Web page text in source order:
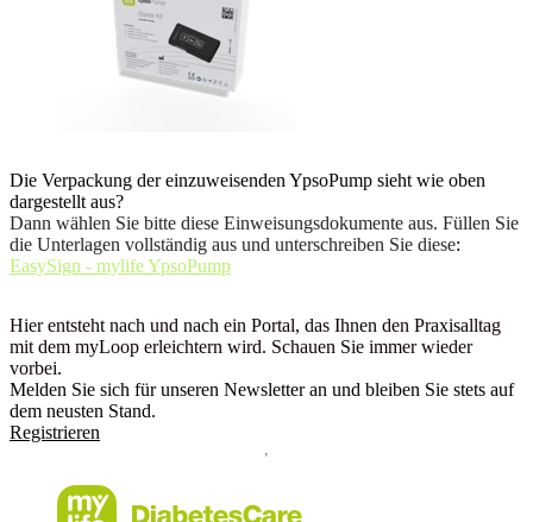
Die Verpackung der einzuweisenden YpsoPump sieht wie oben
dargestellt aus?
Dann wählen Sie bitte diese Einweisungsdokumente aus. Füllen Sie
die Unterlagen vollständig aus und unterschreiben Sie diese:
EasySign - mylife YpsoPump
Hier entsteht nach und nach ein Portal, das Ihnen den Praxisalltag
mit dem myLoop erleichtern wird. Schauen Sie immer wieder
vorbei.
Melden Sie sich für unseren Newsletter an und bleiben Sie stets auf
dem neusten Stand.
Registrieren